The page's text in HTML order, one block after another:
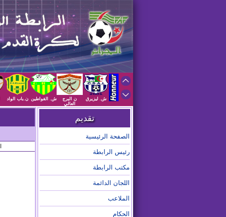
ش. ليزيرق
ن البرج
العالي
ش. القواطين ن.باب الواد
تقديم
الصفحة الرئيسية
رئيس الرابطة
مكتب الرابطة
اللجان الدائمة
الملاعب
الحكام